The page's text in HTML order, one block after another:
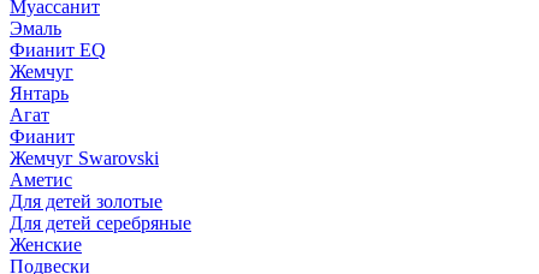
Муассанит
Эмаль
Фианит EQ
Жемчуг
Янтарь
Агат
Фианит
Жемчуг Swarovski
Аметис
Для детей золотые
Для детей серебряные
Женские
Подвески